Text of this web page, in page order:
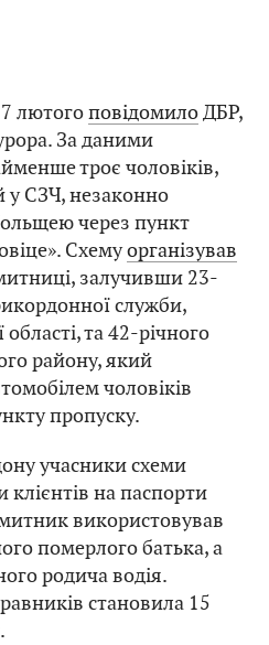
лютогоповідомилоДБР,
За даними
троє чоловіків,
у СЗЧ, незаконно
через пункт
Схемуорганізував
залучивши 23-
служби,
та 42-річного
району, який
чоловіків
пропуску.
учасники схеми
на паспорти
використовував
померлого батька, а
родича водія.
становила 15